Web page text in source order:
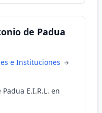
de Padua
e Instituciones
E.I.R.L. en